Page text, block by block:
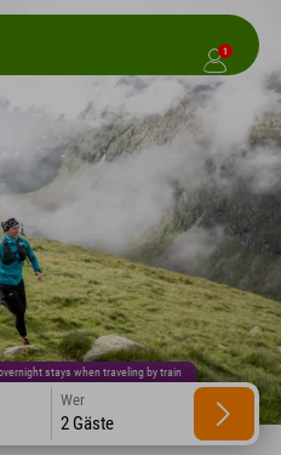
1
stays when traveling by train
Wer
2 Gäste